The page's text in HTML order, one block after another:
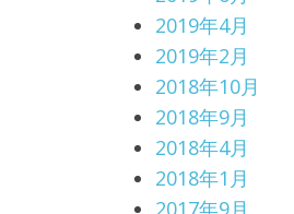
2019年4月
2019年2月
2018年10月
2018年9月
2018年4月
2018年1月
2017年9月